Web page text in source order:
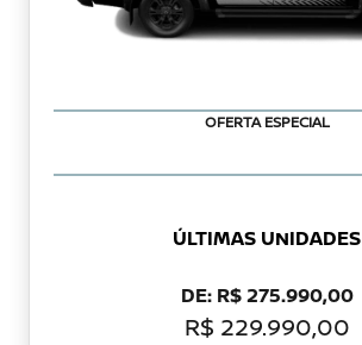
OFERTA ESPECIAL
ÚLTIMAS UNIDADES
DE: R$ 275.990,00
R$ 229.990,00